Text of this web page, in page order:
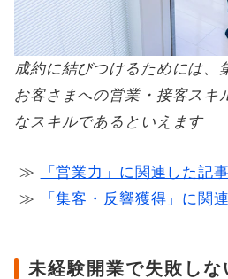
成約に結びつけるためには、
お客さまへの営業・接客スキ
なスキルであるといえます
≫
「営業力」に関連した記
≫
「集客・反響獲得」に関
未経験開業で失敗しな